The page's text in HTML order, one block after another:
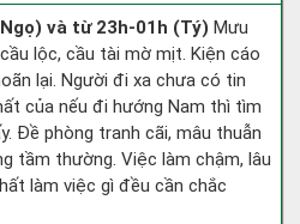
và từ 23h-01h (Tý) Mưu
lộc, cầu tài mờ mịt. Kiện cáo
lại. Người đi xa chưa có tin
của nếu đi hướng Nam thì tìm
Đề phòng tranh cãi, mâu thuẫn
tầm thường. Việc làm chậm, lâu
làm việc gì đều cần chắc